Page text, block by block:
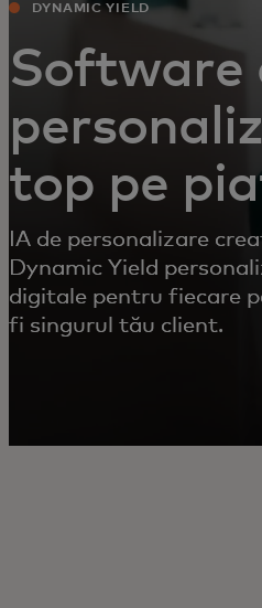
DYNAMIC YIELD
Software
top pe
IA de personalizare
Dynamic Yield
digitale pentru fiecare
fi singurul tău client.